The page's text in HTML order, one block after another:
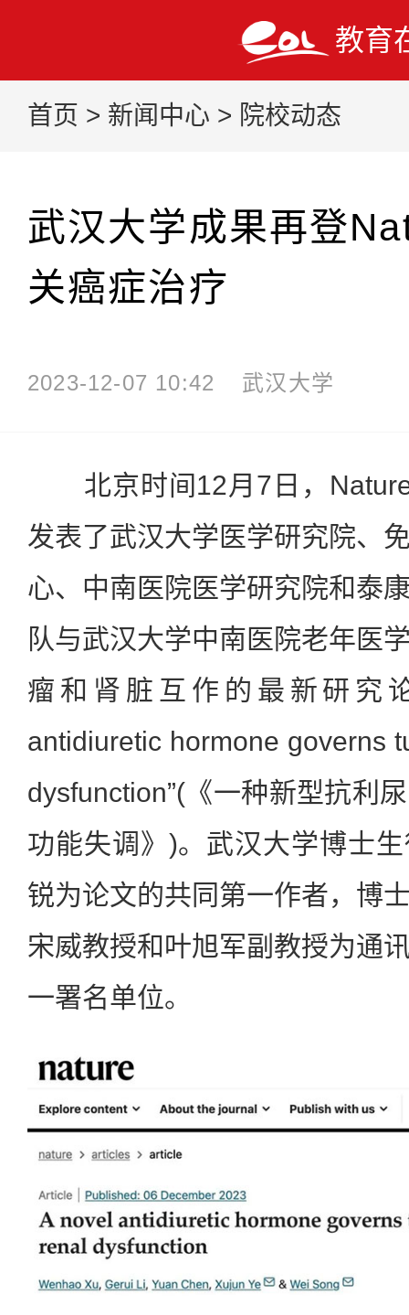
教育
首页 > 新闻中心 > 院校动态
武汉大学成果再登
关癌症治疗
2023-12-07 10:42 武汉大学
北京时间12月7日，
发表了武汉大学医学研究院、
心、中南医院医学研究院和泰
队与武汉大学中南医院老年医
瘤和肾脏互作的最新研究
antidiuretic hormone governs
dysfunction”(《一种新型抗利
功能失调》)。武汉大学博士
锐为论文的共同第一作者，博
宋威教授和叶旭军副教授为通
一署名单位。